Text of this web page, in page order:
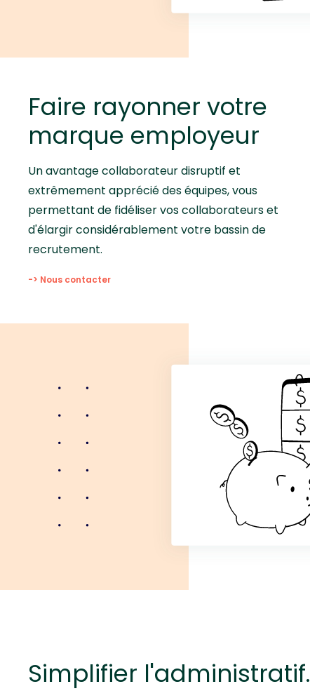
Faire rayonner votre
marque employeur
Un avantage collaborateur disruptif et
extrêmement apprécié des équipes, vous
permettant de fidéliser vos collaborateurs et
d'élargir considérablement votre bassin de
recrutement.
-> Nous contacter
Simplifier l'administratif.